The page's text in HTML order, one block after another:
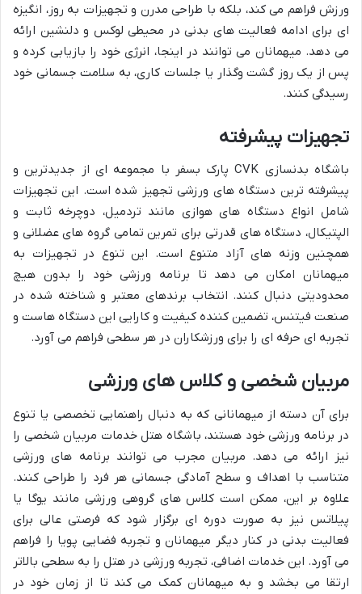
ورزش فراهم می کند، بلکه با طراحی مدرن و تجهیزات به روز، انگیزه
ای برای ادامه فعالیت های بدنی در محیطی لوکس و دلنشین ارائه
می دهد. میهمانان می توانند در اینجا، انرژی خود را بازیابی کرده و
پس از یک روز گشت وگذار یا جلسات کاری، به سلامت جسمانی خود
رسیدگی کنند.
تجهیزات پیشرفته
باشگاه بدنسازی CVK پارک بسفر با مجموعه ای از جدیدترین و
پیشرفته ترین دستگاه های ورزشی تجهیز شده است. این تجهیزات
شامل انواع دستگاه های هوازی مانند تردمیل، دوچرخه ثابت و
الپتیکال، دستگاه های قدرتی برای تمرین تمامی گروه های عضلانی و
همچنین وزنه های آزاد متنوع است. این تنوع در تجهیزات به
میهمانان امکان می دهد تا برنامه ورزشی خود را بدون هیچ
محدودیتی دنبال کنند. انتخاب برندهای معتبر و شناخته شده در
صنعت فیتنس، تضمین کننده کیفیت و کارایی این دستگاه هاست و
تجربه ای حرفه ای را برای ورزشکاران در هر سطحی فراهم می آورد.
مربیان شخصی و کلاس های ورزشی
برای آن دسته از میهمانانی که به دنبال راهنمایی تخصصی یا تنوع
در برنامه ورزشی خود هستند، باشگاه هتل خدمات مربیان شخصی را
نیز ارائه می دهد. مربیان مجرب می توانند برنامه های ورزشی
متناسب با اهداف و سطح آمادگی جسمانی هر فرد را طراحی کنند.
علاوه بر این، ممکن است کلاس های گروهی ورزشی مانند یوگا یا
پیلاتس نیز به صورت دوره ای برگزار شود که فرصتی عالی برای
فعالیت بدنی در کنار دیگر میهمانان و تجربه فضایی پویا را فراهم
می آورد. این خدمات اضافی، تجربه ورزشی در هتل را به سطحی بالاتر
ارتقا می بخشد و به میهمانان کمک می کند تا از زمان خود در